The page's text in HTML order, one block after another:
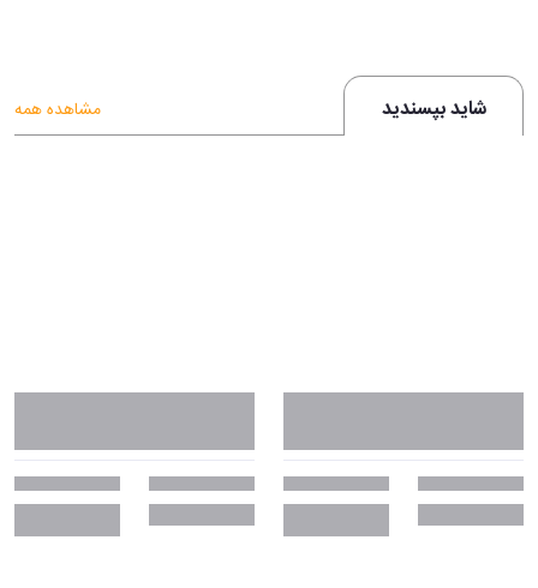
شاید بپسندید مشاهده همه